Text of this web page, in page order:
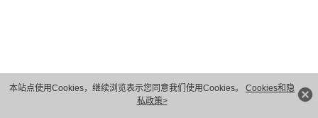
本站点使用Cookies，继续浏览表示您同意我们使用Cookies。 Cookies和隐
私政策>
版权所有 © 华为技术有限公司 1998-2026。 保留一切权利。粤A2-20044005号
隐私保护
法律声明